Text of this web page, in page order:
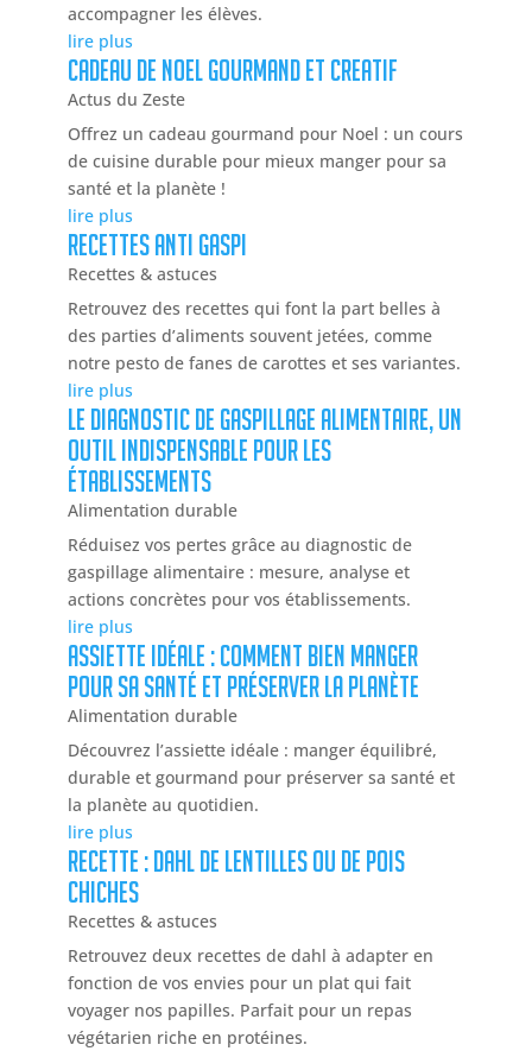
accompagner les élèves.
lire plus
CADEAU DE NOEL GOURMAND ET CREATIF
Actus du Zeste
Offrez un cadeau gourmand pour Noel : un cours
de cuisine durable pour mieux manger pour sa
santé et la planète !
lire plus
Recettes anti gaspi
Recettes & astuces
Retrouvez des recettes qui font la part belles à
des parties d’aliments souvent jetées, comme
notre pesto de fanes de carottes et ses variantes.
lire plus
Le diagnostic de gaspillage alimentaire, un
outil indispensable pour les
établissements
Alimentation durable
Réduisez vos pertes grâce au diagnostic de
gaspillage alimentaire : mesure, analyse et
actions concrètes pour vos établissements.
lire plus
Assiette idéale : comment bien manger
pour sa santé et préserver la planète
Alimentation durable
Découvrez l’assiette idéale : manger équilibré,
durable et gourmand pour préserver sa santé et
la planète au quotidien.
lire plus
Recette : dahl de lentilles ou de pois
chiches
Recettes & astuces
Retrouvez deux recettes de dahl à adapter en
fonction de vos envies pour un plat qui fait
voyager nos papilles. Parfait pour un repas
végétarien riche en protéines.